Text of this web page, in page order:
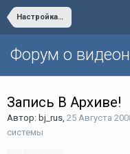
Настройка и функционирование системы
Форум о
Запись В Архиве!
Автор: bj_rus, 25 Августа
системы